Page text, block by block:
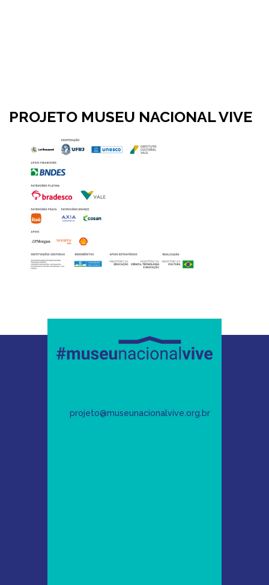
PROJETO MUSEU NACIONAL VIVE
projeto@museunacionalvive.org.br